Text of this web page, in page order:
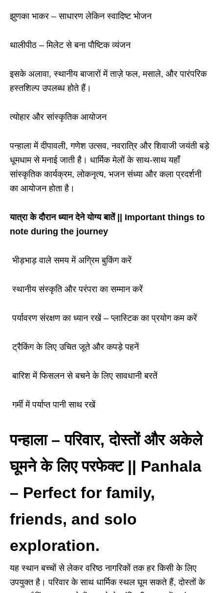
झुणका भाकर –साधारण लेकिन स्वादिष्ट भोजन
थालीपीठ –मिलेट से बना पौष्टिक व्यंजन
इसके अलावा, स्थानीय बाजारों में ताज़े फल, मसाले, और पारंपरिक
हस्तशिल्प उपलब्ध होते हैं।
त्योहार और सांस्कृतिक आयोजन
पन्हाला में दीपावली, गणेश उत्सव, नवरात्रि और शिवाजी जयंती बड़े
धूमधाम से मनाई जाती है। धार्मिक मेलों के साथ-साथ यहाँ
सांस्कृतिक कार्यक्रम, लोकनृत्य, भजन संध्या और कला प्रदर्शनी
का आयोजन होता है।
यात्रा के दौरान ध्यान देने योग्य बातें || Important things to
note during the journey
भीड़भाड़ वाले समय में अग्रिम बुकिंग करें
स्थानीय संस्कृति और परंपरा का सम्मान करें
पर्यावरण संरक्षण का ध्यान रखें –प्लास्टिक का प्रयोग कम करें
ट्रैकिंग के लिए उचित जूते और कपड़े पहनें
बारिश में फिसलन से बचने के लिए सावधानी बरतें
गर्मी में पर्याप्त पानी साथ रखें
पन्हाला –परिवार, दोस्तों और अकेले
घूमने के लिए परफेक्ट || Panhala
– Perfect for family,
friends, and solo
exploration.
यह स्थान बच्चों से लेकर वरिष्ठ नागरिकों तक हर किसी के लिए
उपयुक्त है। परिवार के साथ धार्मिक स्थल घूम सकते हैं, दोस्तों के